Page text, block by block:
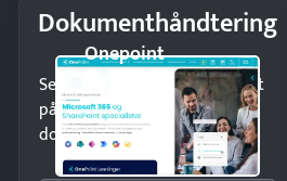
Dokumenthåndtering
Onepoint
Send kontrakter til underskrift
på minutter og mist ingen
dokumenter.